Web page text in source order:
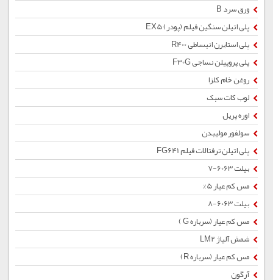
ورق سرد B
پلی اتیلن سنگین فیلم (پودر) EX5
پلی استایرن انبساطی R400
پلی پروپیلن نساجی F30G
روغن خام کلزا
لوب کات سبک
اوره پریل
سولفور مولیبدن
پلی اتیلن ترفتالات فیلم FG641
بیلت 6063-7
مس کم عیار 5%
بیلت 6063-8
مس کم عیار (سرباره G )
شمش آلیاژ LM2
مس کم عیار (سرباره R)
آرگون